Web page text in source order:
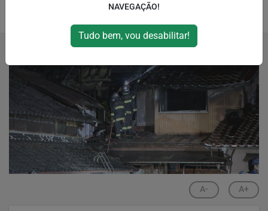
20/05/2023 23:12
A- A+
NAVEGAÇÃO!
Tudo bem, vou desabilitar!